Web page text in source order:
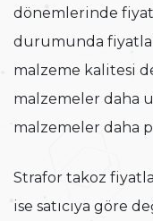
dönemlerinde
durumunda
malzeme kalitesi
malzemeler daha
malzemeler daha
Strafor takoz
ise satıcıya göre